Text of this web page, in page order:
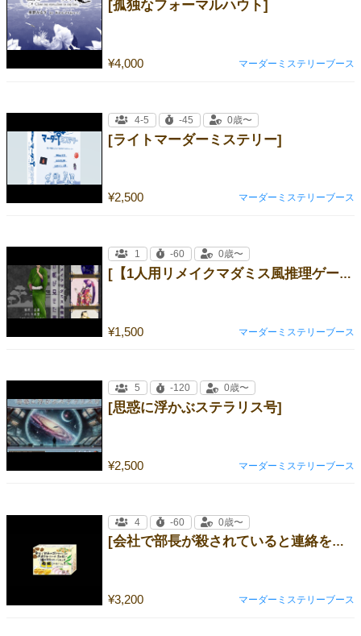
[孤独なフォーマルハウト]
¥4,000 マーダーミステリーブース
[ライトマーダーミステリー]
¥2,500
4-5 -45 0歳〜
マーダーミステリーブース
[【1人用リメイクマダミス風推理ゲーム】宵の帳が見せた夢]
¥1,500
1 -60 0歳〜
マーダーミステリーブース
[思惑に浮かぶステラリス号]
¥2,500
5 -120 0歳〜
マーダーミステリーブース
[会社で部長が殺されていると連絡を受けたが、目の前に酒があるので、とりあえず乾杯しておこうと思う。]
¥3,200
4 -60 0歳〜
マーダーミステリーブース